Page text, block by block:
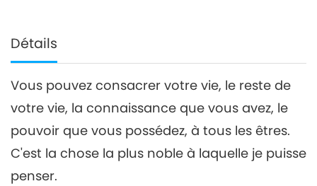
4
37:57
Entre Maître et disciples 2020-01-05 10859 Vues
37:18
Comprenez les liens
émotionnels et transcendez
le karma, partie 5/5 Mar. 1,
Détails
Vous pouvez consacrer votre vie, le reste de
votre vie, la connaissance que vous avez, le
pouvoir que vous possédez, à tous les êtres.
C'est la chose la plus noble à laquelle je puisse
penser.